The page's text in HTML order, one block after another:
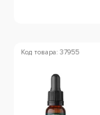
Код товара: 37955